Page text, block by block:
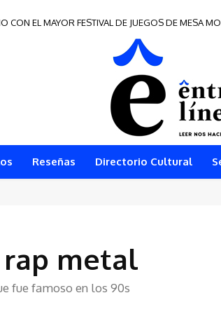
EL MAYOR FESTIVAL DE JUEGOS DE MESA
de Frontera 2026
Reseñas Directorio Cultural
rap metal
fue famoso en los 90s